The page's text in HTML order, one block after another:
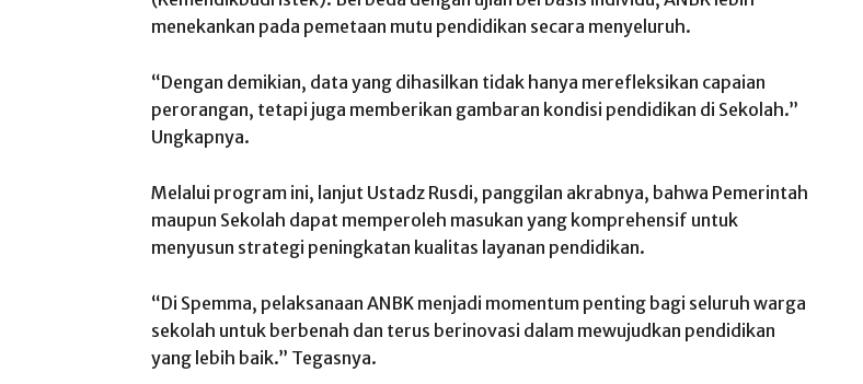
menekankan pada pemetaan mutu pendidikan secara menyeluruh.
“Dengan demikian, data yang dihasilkan tidak hanya merefleksikan capaian
perorangan, tetapi juga memberikan gambaran kondisi pendidikan di Sekolah.”
Ungkapnya.
Melalui program ini, lanjut Ustadz Rusdi, panggilan akrabnya, bahwa Pemerintah
maupun Sekolah dapat memperoleh masukan yang komprehensif untuk
menyusun strategi peningkatan kualitas layanan pendidikan.
“Di Spemma, pelaksanaan ANBK menjadi momentum penting bagi seluruh warga
sekolah untuk berbenah dan terus berinovasi dalam mewujudkan pendidikan
yang lebih baik.” Tegasnya.